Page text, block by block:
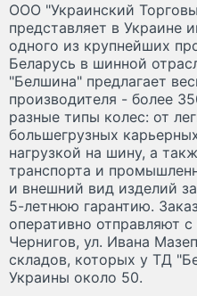
ООО "Украинский
представляет в Украине
одного из крупнейших
Беларусь в шинной
"Белшина" предлагает
производителя - более
разные типы колес: от
большегрузных
нагрузкой на шину, а
транспорта и
и внешний вид изделий
5-летнюю гарантию.
оперативно отправляют с
Чернигов, ул. Ивана
складов, которых у ТД
Украины около 50.